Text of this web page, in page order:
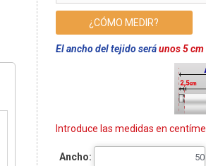
¿CÓMO MEDIR?
El ancho del tejido seráunos 5
Introduce las medidas en
Ancho: